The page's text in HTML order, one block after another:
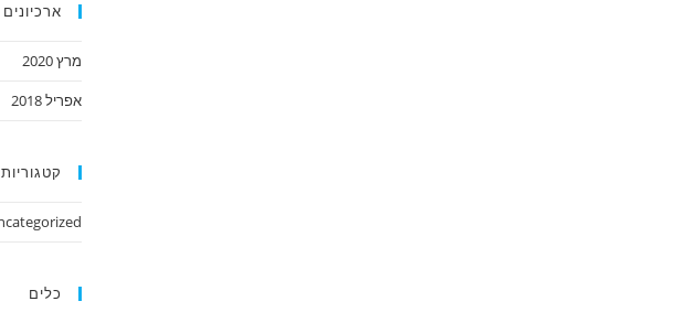
ארכיונים
מרץ 2020
אפריל 2018
קטגוריות
כלים